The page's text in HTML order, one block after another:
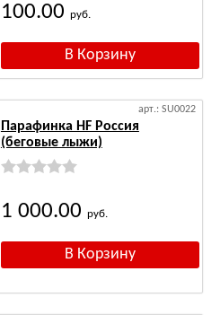
100.00 руб.
арт.: SU0022
Парафинка HF Россия
(беговые лыжи)
1 000.00 руб.